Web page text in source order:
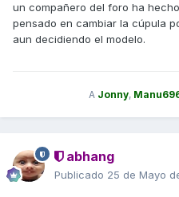
un compañero del foro ha
pensado en cambiar la cúpula
aun decidiendo el modelo.
A Jonny,
abhang
Publicado 25 de Mayo